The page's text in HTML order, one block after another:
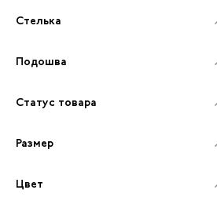
Стелька
Подошва
Статус товара
Размер
Цвет